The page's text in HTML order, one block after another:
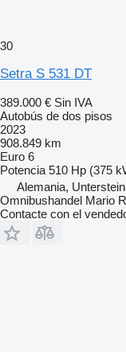
30
Setra S 531 DT
389.000 € Sin IVA
Autobús de dos pisos
2023
908.849 km
Euro 6
Potencia 510 Hp (375
Alemania,
Omnibushandel Mario
Contacte con el